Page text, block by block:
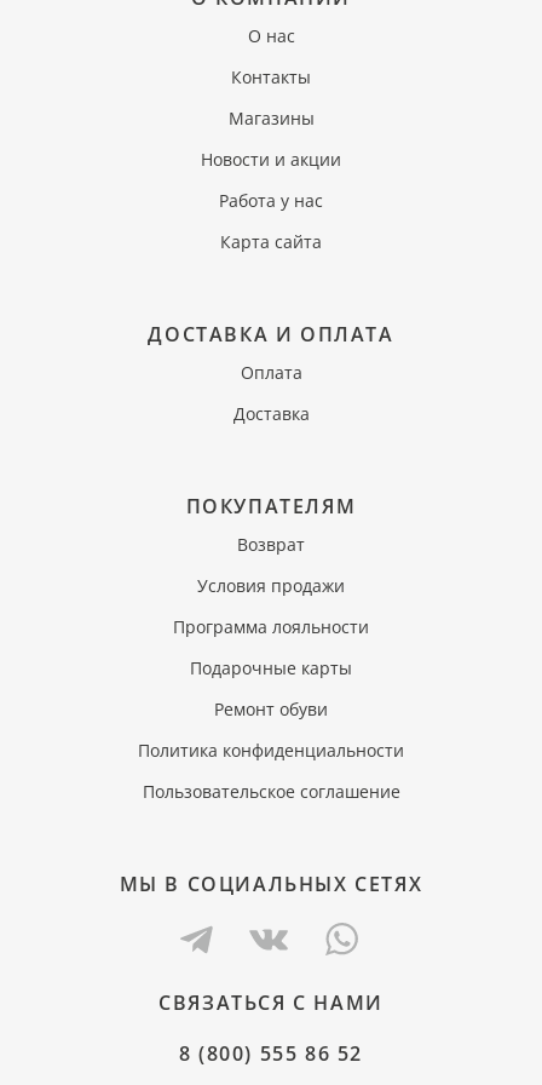
О нас
Контакты
Магазины
Новости и акции
Работа у нас
Карта сайта
ДОСТАВКА И ОПЛАТА
Оплата
Доставка
ПОКУПАТЕЛЯМ
Возврат
Условия продажи
Программа лояльности
Подарочные карты
Ремонт обуви
Политика конфиденциальности
Пользовательское соглашение
МЫ В СОЦИАЛЬНЫХ СЕТЯХ
СВЯЗАТЬСЯ С НАМИ
8 (800) 555 86 52